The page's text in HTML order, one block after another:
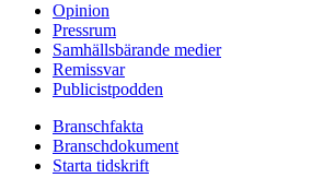
Opinion
Pressrum
Samhällsbärande medier
Remissvar
Publicistpodden
Branschfakta
Branschdokument
Starta tidskrift